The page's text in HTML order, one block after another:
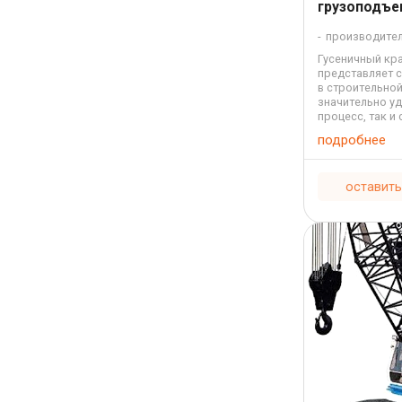
Гусеничный
представляет
в
значительно
процесс, так и
передвигаться ...
подробнее